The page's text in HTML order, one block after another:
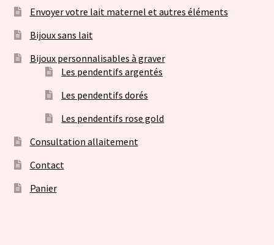
Envoyer votre lait maternel et autres éléments
Bijoux sans lait
Bijoux personnalisables à graver
Les pendentifs argentés
Les pendentifs dorés
Les pendentifs rose gold
Consultation allaitement
Contact
Panier